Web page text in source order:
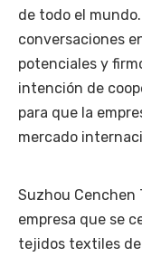
de todo el
conversaciones
potenciales y
intención de
para que la
mercado
Suzhou Cenchen
empresa que se
tejidos textiles